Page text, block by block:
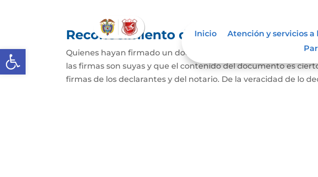
Abrir barra de herramientas
Inicio Atención y servicios a
Reconocimiento de firma y contenido
Quienes hayan firmado un documento privado podrán acudir
las firmas son suyas y que el contenido del documento es
firmas de los declarantes y del notario. De la veracidad de lo